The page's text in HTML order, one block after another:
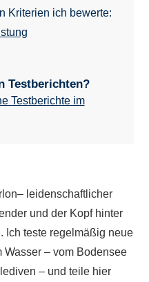
Kriterien ich bewerte:
Testberichten?
Testberichte im
leidenschaftlicher
und der Kopf hinter
Ich teste regelmäßig neue
Wasser – vom Bodensee
– und teile hier